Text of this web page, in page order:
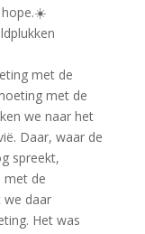
met de